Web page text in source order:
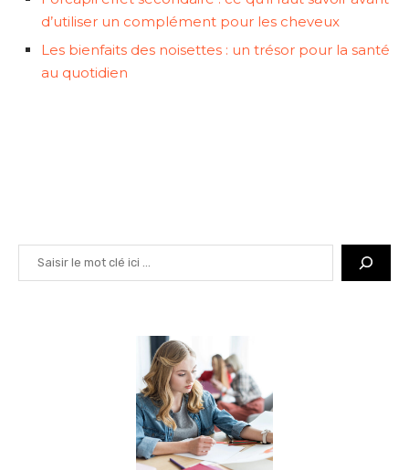
d’utiliser un complément pour les cheveux
Les bienfaits des noisettes : un trésor pour la santé
au quotidien